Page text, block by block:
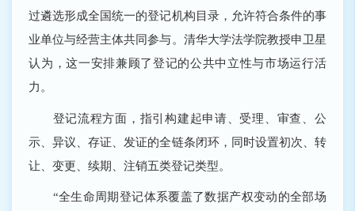
过遴选形成全国统一的登记机构目录，允许符合条件的事
业单位与经营主体共同参与。清华大学法学院教授申卫星
认为，这一安排兼顾了登记的公共中立性与市场运行活
力。
登记流程方面，指引构建起申请、受理、审查、公
示、异议、存证、发证的全链条闭环，同时设置初次、转
让、变更、续期、注销五类登记类型。
“全生命周期登记体系覆盖了数据产权变动的全部场